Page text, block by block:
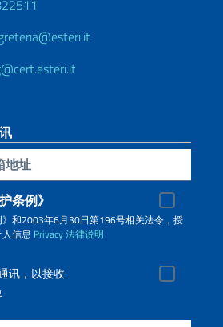
条例》
和2003年6月30日第196号相关法令，授
信息 Privacy法律说明
讯，以接收